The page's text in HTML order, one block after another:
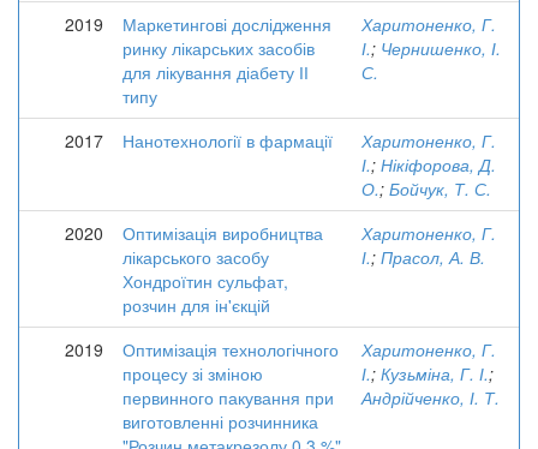
2019
Маркетингові дослідження
ринку лікарських засобів
для лікування діабету ІІ
типу
Харитоненко, Г.
І.; Чернишенко, І.
С.
2017 Нанотехнології в фармації
Харитоненко, Г.
І.; Нікіфорова, Д.
О.; Бойчук, Т. С.
2020
Оптимізація виробництва
лікарського засобу
Хондроїтин сульфат,
розчин для ін'єкцій
Харитоненко, Г.
І.; Прасол, А. В.
2019
Оптимізація технологічного
процесу зі зміною
первинного пакування при
виготовленні розчинника
Харитоненко, Г.
І.; Кузьміна, Г. І.;
Андрійченко, І. Т.